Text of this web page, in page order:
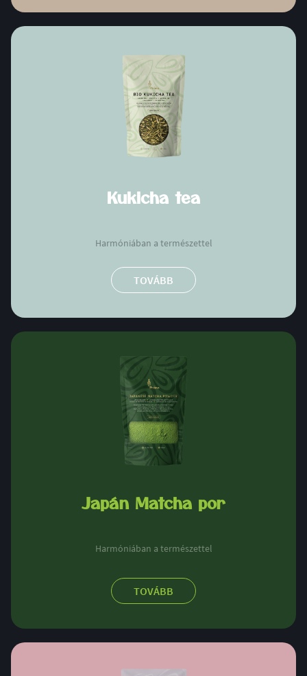
Kukicha tea
Harmóniában a természettel
TOVÁBB
Japán Matcha por
Harmóniában a természettel
TOVÁBB